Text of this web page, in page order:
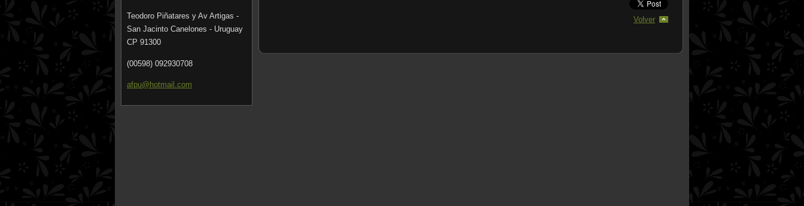
Teodoro Piñatares y Av Artigas -
San Jacinto Canelones - Uruguay
CP 91300
(00598) 092930708
afpu@hotmail.com
Volver